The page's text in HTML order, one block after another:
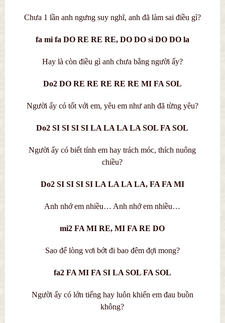
Chưa 1 lần anh ngưng suy nghĩ, anh đã làm sai điều gì?
fa mi fa DO RE RE RE, DO DO si DO DO la
Hay là còn điều gì anh chưa bằng người ấy?
Do2 DO RE RE RE RE RE MI FA SOL
Người ấy có tốt với em, yêu em như anh đã từng yêu?
Do2 SI SI SI SI LA LA LA LA SOL FA SOL
Người ấy có biết tính em hay trách móc, thích nuông
chiều?
Do2 SI SI SI SI LA LA LA LA, FA FA MI
Anh nhớ em nhiều… Anh nhớ em nhiều…
mi2 FA MI RE, MI FA RE DO
Sao để lòng vơi bớt đi bao đêm đợi mong?
fa2 FA MI FA SI LA SOL FA SOL
Người ấy có lớn tiếng hay luôn khiến em đau buồn
không?